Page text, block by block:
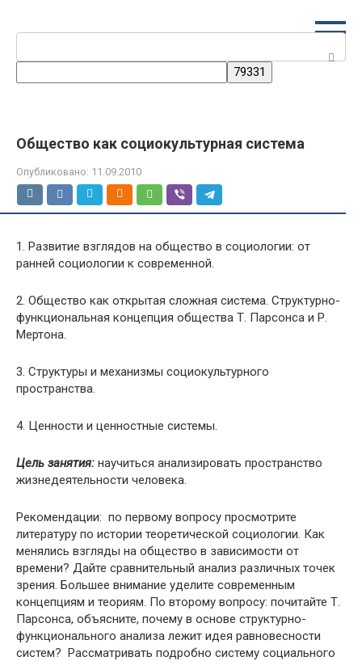
Общество как социокультурная система
Опубликовано: 11.09.2010
1. Развитие взглядов на общество в социологии: от
ранней социологии к современной.
2. Общество как открытая сложная система. Структурно-
функциональная концепция общества Т. Парсонса и Р.
Мертона.
3. Структуры и механизмы социокультурного
пространства.
4. Ценности и ценностные системы.
Цель занятия: научиться анализировать пространство
жизнедеятельности человека.
Рекомендации: по первому вопросу просмотрите
литературу по истории теоретической социологии. Как
менялись взгляды на общество в зависимости от
времени? Дайте сравнительный анализ различных точек
зрения. Большее внимание уделите современным
концепциям и теориям. По второму вопросу: почитайте Т.
Парсонса, объясните, почему в основе структурно-
функционального анализа лежит идея равновесности
систем? Рассматривать подробно систему социального